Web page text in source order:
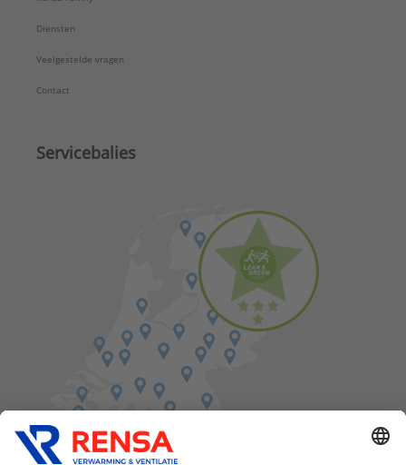
Diensten
Veelgestelde vragen
Contact
Servicebalies